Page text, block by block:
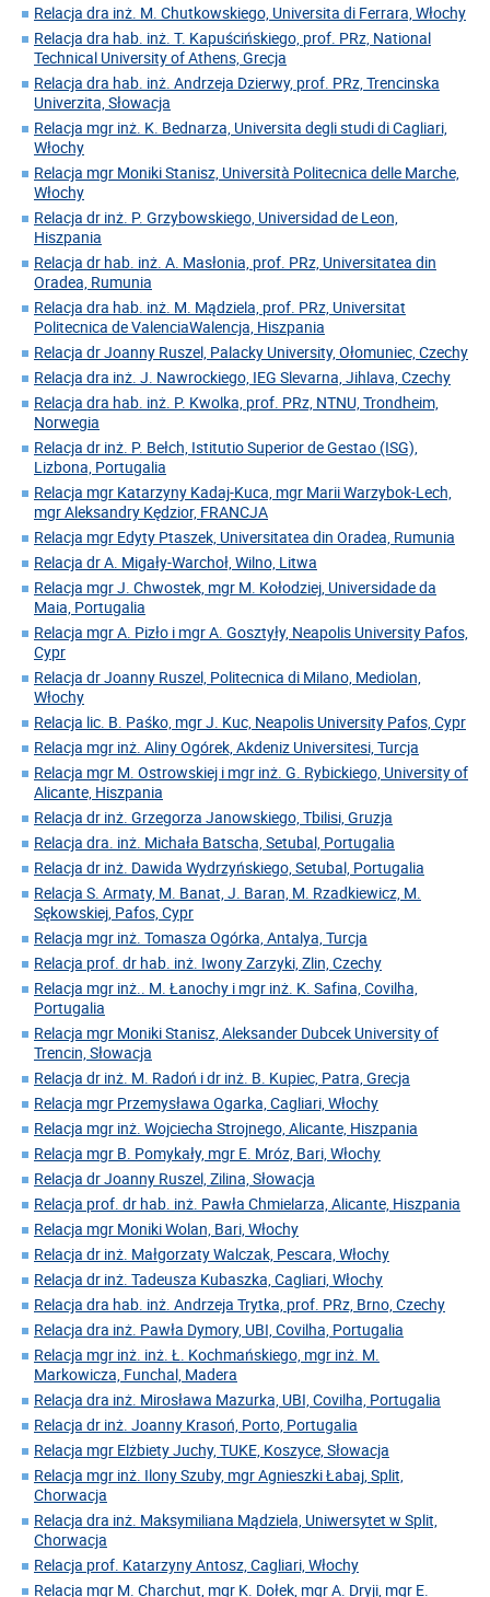
Relacja dra inż. M. Chutkowskiego, Universita di Ferrara, Włochy
Relacja dra hab. inż. T. Kapuścińskiego, prof. PRz, National
Technical University of Athens, Grecja
Relacja dra hab. inż. Andrzeja Dzierwy, prof. PRz, Trencinska
Univerzita, Słowacja
Relacja mgr inż. K. Bednarza, Universita degli studi di Cagliari,
Włochy
Relacja mgr Moniki Stanisz, Università Politecnica delle Marche,
Włochy
Relacja dr inż. P. Grzybowskiego, Universidad de Leon,
Hiszpania
Relacja dr hab. inż. A. Masłonia, prof. PRz, Universitatea din
Oradea, Rumunia
Relacja dra hab. inż. M. Mądziela, prof. PRz, Universitat
Politecnica de ValenciaWalencja, Hiszpania
Relacja dr Joanny Ruszel, Palacky University, Ołomuniec, Czechy
Relacja dra inż. J. Nawrockiego, IEG Slevarna, Jihlava, Czechy
Relacja dra hab. inż. P. Kwolka, prof. PRz, NTNU, Trondheim,
Norwegia
Relacja dr inż. P. Bełch, Istitutio Superior de Gestao (ISG),
Lizbona, Portugalia
Relacja mgr Katarzyny Kadaj-Kuca, mgr Marii Warzybok-Lech,
mgr Aleksandry Kędzior, FRANCJA
Relacja mgr Edyty Ptaszek, Universitatea din Oradea, Rumunia
Relacja dr A. Migały-Warchoł, Wilno, Litwa
Relacja mgr J. Chwostek, mgr M. Kołodziej, Universidade da
Maia, Portugalia
Relacja mgr A. Pizło i mgr A. Gosztyły, Neapolis University Pafos,
Cypr
Relacja dr Joanny Ruszel, Politecnica di Milano, Mediolan,
Włochy
Relacja lic. B. Paśko, mgr J. Kuc, Neapolis University Pafos, Cypr
Relacja mgr inż. Aliny Ogórek, Akdeniz Universitesi, Turcja
Relacja mgr M. Ostrowskiej i mgr inż. G. Rybickiego, University of
Alicante, Hiszpania
Relacja dr inż. Grzegorza Janowskiego, Tbilisi, Gruzja
Relacja dra. inż. Michała Batscha, Setubal, Portugalia
Relacja dr inż. Dawida Wydrzyńskiego, Setubal, Portugalia
Relacja S. Armaty, M. Banat, J. Baran, M. Rzadkiewicz, M.
Sękowskiej, Pafos, Cypr
Relacja mgr inż. Tomasza Ogórka, Antalya, Turcja
Relacja prof. dr hab. inż. Iwony Zarzyki, Zlin, Czechy
Relacja mgr inż.. M. Łanochy i mgr inż. K. Safina, Covilha,
Portugalia
Relacja mgr Moniki Stanisz, Aleksander Dubcek University of
Trencin, Słowacja
Relacja dr inż. M. Radoń i dr inż. B. Kupiec, Patra, Grecja
Relacja mgr Przemysława Ogarka, Cagliari, Włochy
Relacja mgr inż. Wojciecha Strojnego, Alicante, Hiszpania
Relacja mgr B. Pomykały, mgr E. Mróz, Bari, Włochy
Relacja dr Joanny Ruszel, Zilina, Słowacja
Relacja prof. dr hab. inż. Pawła Chmielarza, Alicante, Hiszpania
Relacja mgr Moniki Wolan, Bari, Włochy
Relacja dr inż. Małgorzaty Walczak, Pescara, Włochy
Relacja dr inż. Tadeusza Kubaszka, Cagliari, Włochy
Relacja dra hab. inż. Andrzeja Trytka, prof. PRz, Brno, Czechy
Relacja dra inż. Pawła Dymory, UBI, Covilha, Portugalia
Relacja mgr inż. inż. Ł. Kochmańskiego, mgr inż. M.
Markowicza, Funchal, Madera
Relacja dra inż. Mirosława Mazurka, UBI, Covilha, Portugalia
Relacja dr inż. Joanny Krasoń, Porto, Portugalia
Relacja mgr Elżbiety Juchy, TUKE, Koszyce, Słowacja
Relacja mgr inż. Ilony Szuby, mgr Agnieszki Łabaj, Split,
Chorwacja
Relacja dra inż. Maksymiliana Mądziela, Uniwersytet w Split,
Chorwacja
Relacja prof. Katarzyny Antosz, Cagliari, Włochy
Relacja mgr M. Charchut, mgr K. Dołek, mgr A. Dryji, mgr E.